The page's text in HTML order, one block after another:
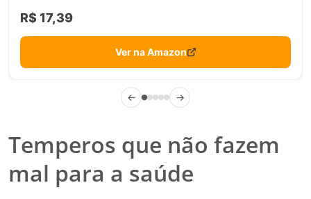
R$ 17,39
Ver na Amazon
← →
Temperos que não fazem
mal para a saúde